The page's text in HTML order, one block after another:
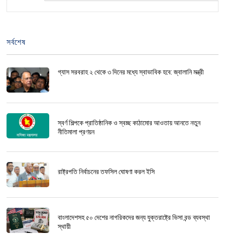
সর্বশেষ
গ্যাস সরবরাহ ২ থেকে ৩ দিনের মধ্যে স্বাভাবিক হবে: জ্বালানি মন্ত্রী
স্বর্ণ শিল্পকে প্রাতিষ্ঠানিক ও স্বচ্ছ কাঠামোর আওতায় আনতে নতুন
নীতিমালা প্রণয়ন
রাষ্ট্রপতি নির্বাচনের তফসিল ঘোষণা করল ইসি
বাংলাদেশসহ ৫০ দেশের নাগরিকদের জন্য যুক্তরাষ্ট্রে ভিসা বন্ড ব্যবস্থা
স্থায়ী